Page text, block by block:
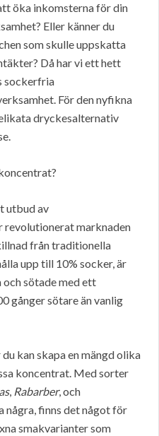
öka inkomsterna för din
Eller känner du
som skulle uppskatta
Då har vi ett hett
sockerfria
För den nyfikna
dryckesalternativ
utbud av
marknaden
från traditionella
upp till 10% socker, är
sötade med ett
gånger sötare än vanlig
kan skapa en mängd olika
koncentrat. Med sorter
, Rabarber, och
några, finns det något för
smakvarianter som